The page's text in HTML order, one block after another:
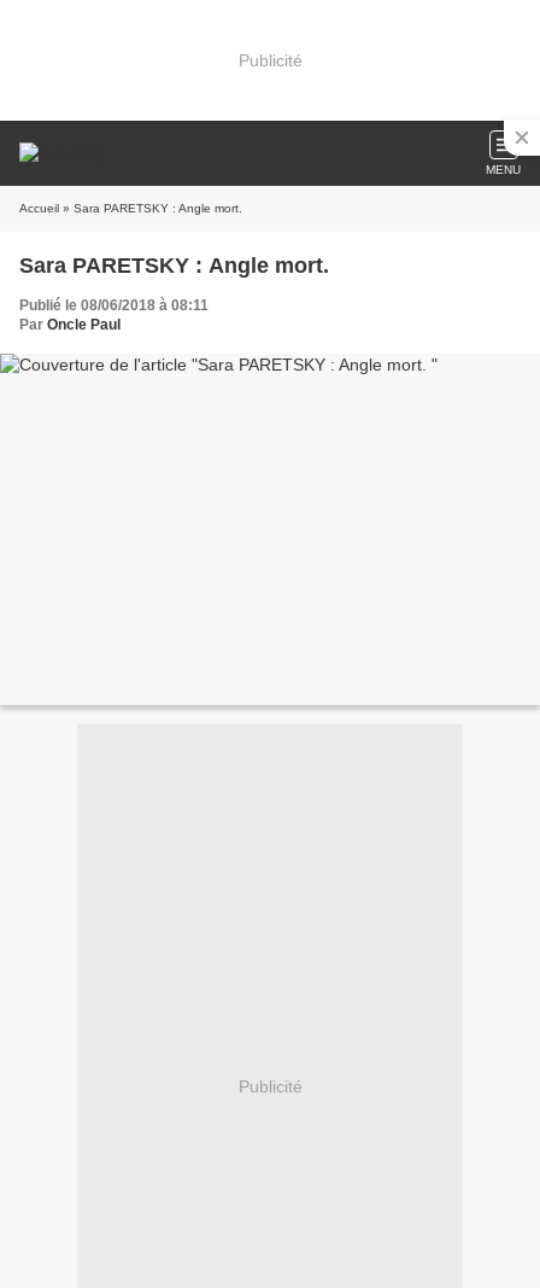
Publicité
MENU
Accueil » Sara PARETSKY : Angle mort.
Sara PARETSKY : Angle mort.
Publié le 08/06/2018 à 08:11
Par Oncle Paul
Publicité